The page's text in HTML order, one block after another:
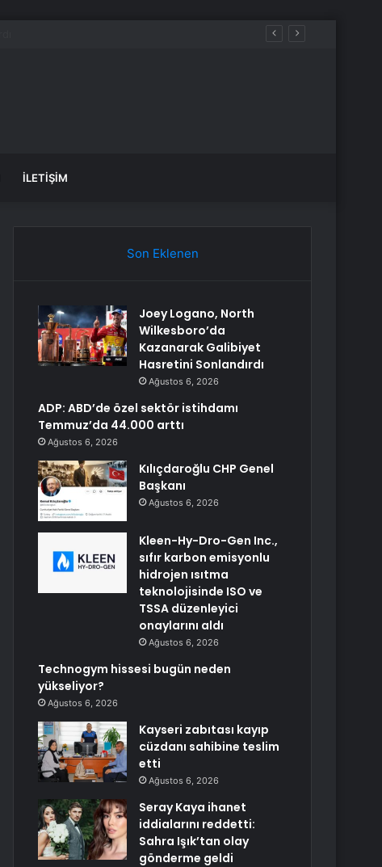
İLETIŞIM
Son Eklenen
Joey Logano, North
Wilkesboro’da
Kazanarak Galibiyet
Hasretini Sonlandırdı
Ağustos 6, 2026
ADP: ABD’de özel sektör istihdamı
Temmuz’da 44.000 arttı
Ağustos 6, 2026
Kılıçdaroğlu CHP Genel
Başkanı
Ağustos 6, 2026
Kleen-Hy-Dro-Gen Inc.,
sıfır karbon emisyonlu
hidrojen ısıtma
teknolojisinde ISO ve
TSSA düzenleyici
onaylarını aldı
Ağustos 6, 2026
Technogym hissesi bugün neden
yükseliyor?
Ağustos 6, 2026
Kayseri zabıtası kayıp
cüzdanı sahibine teslim
etti
Ağustos 6, 2026
Seray Kaya ihanet
iddialarını reddetti:
Sahra Işık’tan olay
gönderme geldi